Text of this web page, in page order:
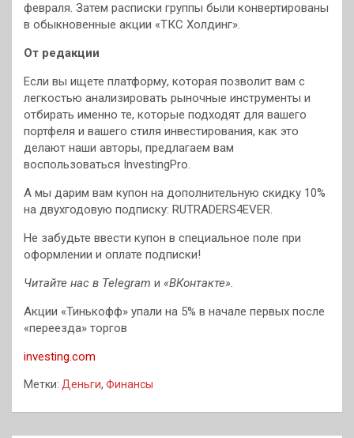
февраля. Затем расписки группы были конвертированы
в обыкновенные акции «ТКС Холдинг».
От редакции
Если вы ищете платформу, которая позволит вам с
легкостью анализировать рыночные инструменты и
отбирать именно те, которые подходят для вашего
портфеля и вашего стиля инвестирования, как это
делают наши авторы, предлагаем вам
воспользоваться InvestingPro.
А мы дарим вам купон на дополнительную скидку 10%
на двухгодовую подписку: RUTRADERS4EVER.
Не забудьте ввести купон в специальное поле при
оформлении и оплате подписки!
Читайте нас в Telegram и «ВКонтакте».
Акции «Тинькофф» упали на 5% в начале первых после
«переезда» торгов
investing.com
Метки: Деньги, Финансы